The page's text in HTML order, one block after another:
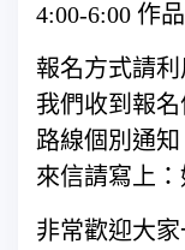
4:00-6:00 作
報名方式請
我們收到報
路線個別通知
來信請寫上
非常歡迎大